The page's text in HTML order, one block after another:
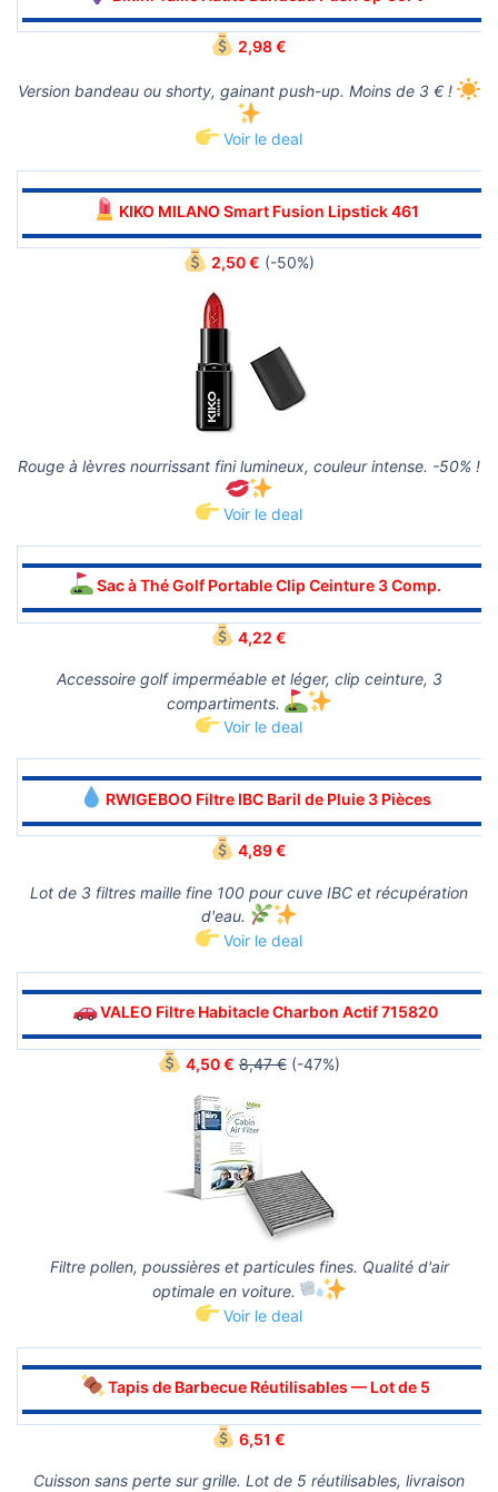
▬▬▬▬▬▬▬▬▬▬▬▬▬▬▬▬▬▬▬▬▬▬▬▬▬▬▬▬▬▬
2,98 €
Version bandeau ou shorty, gainant push-up. Moins de 3 € !
Voir le deal
▬▬▬▬▬▬▬▬▬▬▬▬▬▬▬▬▬▬▬▬▬▬▬▬▬▬▬▬▬▬
KIKO MILANO Smart Fusion Lipstick 461
▬▬▬▬▬▬▬▬▬▬▬▬▬▬▬▬▬▬▬▬▬▬▬▬▬▬▬▬▬▬
2,50 € (-50%)
Rouge à lèvres nourrissant fini lumineux, couleur intense. -50% !
Voir le deal
▬▬▬▬▬▬▬▬▬▬▬▬▬▬▬▬▬▬▬▬▬▬▬▬▬▬▬▬▬▬
Sac à Thé Golf Portable Clip Ceinture 3 Comp.
▬▬▬▬▬▬▬▬▬▬▬▬▬▬▬▬▬▬▬▬▬▬▬▬▬▬▬▬▬▬
4,22 €
Accessoire golf imperméable et léger, clip ceinture, 3
compartiments.
Voir le deal
▬▬▬▬▬▬▬▬▬▬▬▬▬▬▬▬▬▬▬▬▬▬▬▬▬▬▬▬▬▬
RWIGEBOO Filtre IBC Baril de Pluie 3 Pièces
▬▬▬▬▬▬▬▬▬▬▬▬▬▬▬▬▬▬▬▬▬▬▬▬▬▬▬▬▬▬
4,89 €
Lot de 3 filtres maille fine 100 pour cuve IBC et récupération
d'eau.
Voir le deal
▬▬▬▬▬▬▬▬▬▬▬▬▬▬▬▬▬▬▬▬▬▬▬▬▬▬▬▬▬▬
VALEO Filtre Habitacle Charbon Actif 715820
▬▬▬▬▬▬▬▬▬▬▬▬▬▬▬▬▬▬▬▬▬▬▬▬▬▬▬▬▬▬
4,50 € 8,47 €(-47%)
Filtre pollen, poussières et particules fines. Qualité d'air
optimale en voiture.
Voir le deal
▬▬▬▬▬▬▬▬▬▬▬▬▬▬▬▬▬▬▬▬▬▬▬▬▬▬▬▬▬▬
Tapis de Barbecue Réutilisables — Lot de 5
▬▬▬▬▬▬▬▬▬▬▬▬▬▬▬▬▬▬▬▬▬▬▬▬▬▬▬▬▬▬
6,51 €
Cuisson sans perte sur grille. Lot de 5 réutilisables, livraison